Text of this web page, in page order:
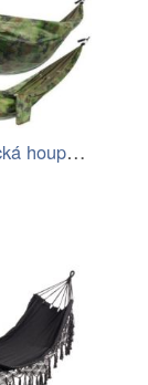
Malatec Turistická houpací síť Santiago…